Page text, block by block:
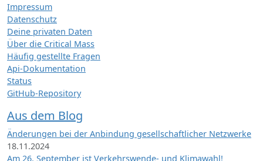
Impressum
Datenschutz
Deine privaten Daten
Über die Critical Mass
Häufig gestellte Fragen
Api-Dokumentation
Status
GitHub-Repository
Aus dem Blog
Änderungen bei der Anbindung gesellschaftlicher Netzwerke
18.11.2024
Am 26. September ist Verkehrswende- und Klimawahl!